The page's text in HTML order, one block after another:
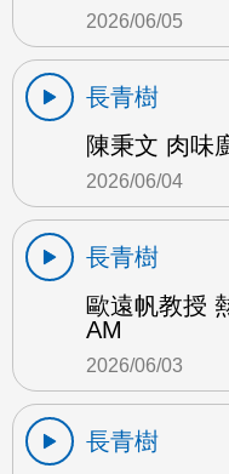
2026/06/05
長青樹
陳秉文 肉味
2026/06/04
長青樹
歐遠帆教授
AM
2026/06/03
長青樹